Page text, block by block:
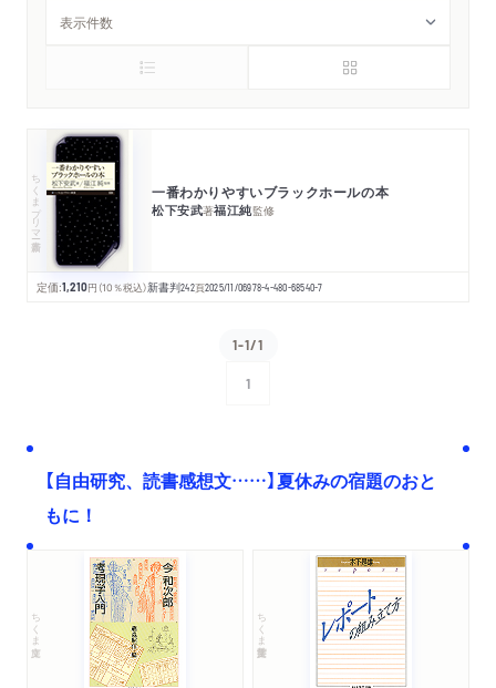
ちくまプリマー新書 一番わかりやすいブラックホールの本
松下安武著福江純監修
定価:1,210円 （10％税込）新書判242頁2025/11/06978-4-480-68540-7
1-1/1
1
【自由研究、読書感想文……】夏休みの宿題のおと
もに！
ちくま文庫 ちくま学芸文庫